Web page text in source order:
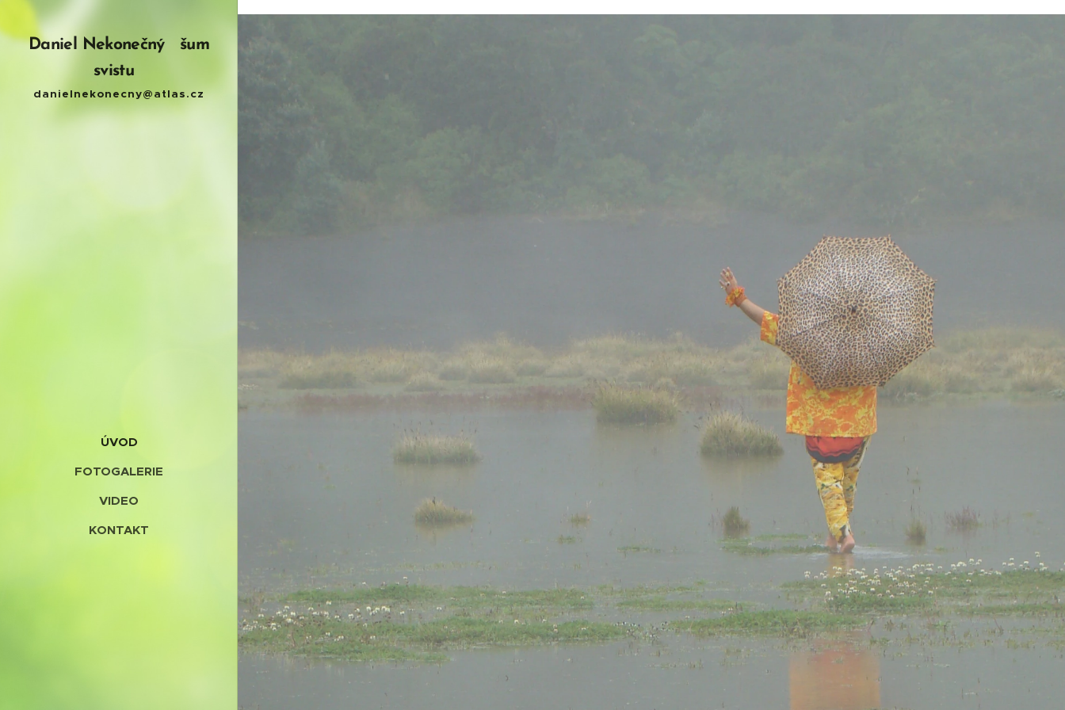
Daniel Nekonečný šum
svistu
danielnekonecny@atlas.cz
ÚVOD
FOTOGALERIE
VIDEO
KONTAKT